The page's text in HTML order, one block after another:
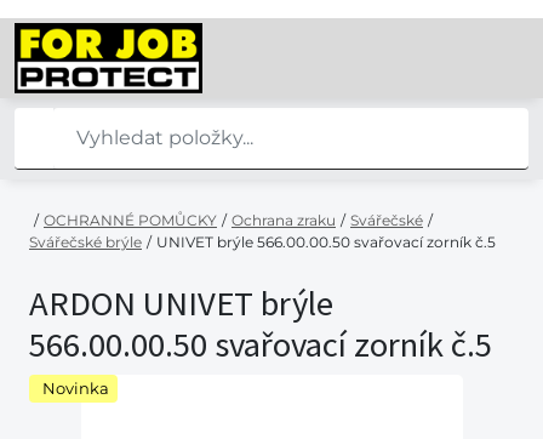
/ OCHRANNÉ POMŮCKY / Ochrana zraku / Svářečské /
Svářečské brýle / UNIVET brýle 566.00.00.50 svařovací zorník č.5
ARDON UNIVET brýle
566.00.00.50 svařovací zorník č.5
Novinka